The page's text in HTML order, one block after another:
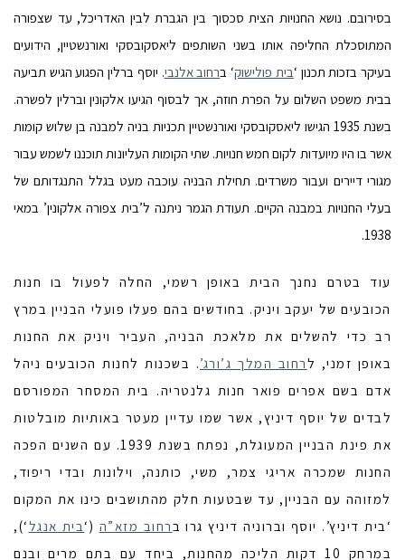
בסירובם. נושא החנויות הצית סכסוך בין הגברת לבין האדריכל, עד שצפורה
המתוסכלת החליפה אותו בשני השותפים ליאסקובסקי ואורנשטיין, הידועים
בעיקר בזכות תכנון ‘בית פולישוק‘ ברחוב אלנבי. יוסף ברלין הפגוע הגיש תביעה
בבית משפט השלום על הפרת חוזה, אך לבסוף הגיעו אלקונין וברלין לפשרה.
בשנת 1935 הגישו ליאסקובסקי ואורנשטיין תכניות בניה למבנה בן שלוש קומות
אשר בו היו מיועדות לקום חמש חנויות. שתי הקומות העליונות תוכננו לשמש עבור
מגורי דיירים ועבור משרדים. תחילת הבניה עוכבה מעט בגלל התנגדותם של
בעלי החנויות במבנה הקיים. תעודת הגמר ניתנה ל’בית צפורה אלקונין’ במאי
1938.
עוד בטרם נחנך הבית באופן רשמי, החלה לפעול בו חנות
הכובעים של יעקב ויניק. בחודשים בהם פעלו פועלי הבניין במרץ
רב כדי להשלים את מלאכת הבניה, העביר ויניק את החנות
באופן זמני, לרחוב המלך ג’ורג’. בשכנות לחנות הכובעים ניהל
אדם בשם אפרים פואר חנות גלנטריה. בית המסחר המפורסם
לבדים של יוסף דיניץ, אשר שמו עדיין מעטר באותיות מובלטות
את פינת הבניין המעוגלת, נפתח בשנת 1939. עם השנים הפכה
החנות שמכרה אריגי צמר, משי, כותנה, וילונות ובדי ריפוד,
למזוהה עם הבניין, עד שבטעות חלק מהתושבים כינו את המקום
‘בית דיניץ’. יוסף וברוניה דיניץ גרו ברחוב מזא”ה (‘בית אנגל‘),
במרחק 10 דקות הליכה מהחנות, ביחד עם בתם מרים ובנם